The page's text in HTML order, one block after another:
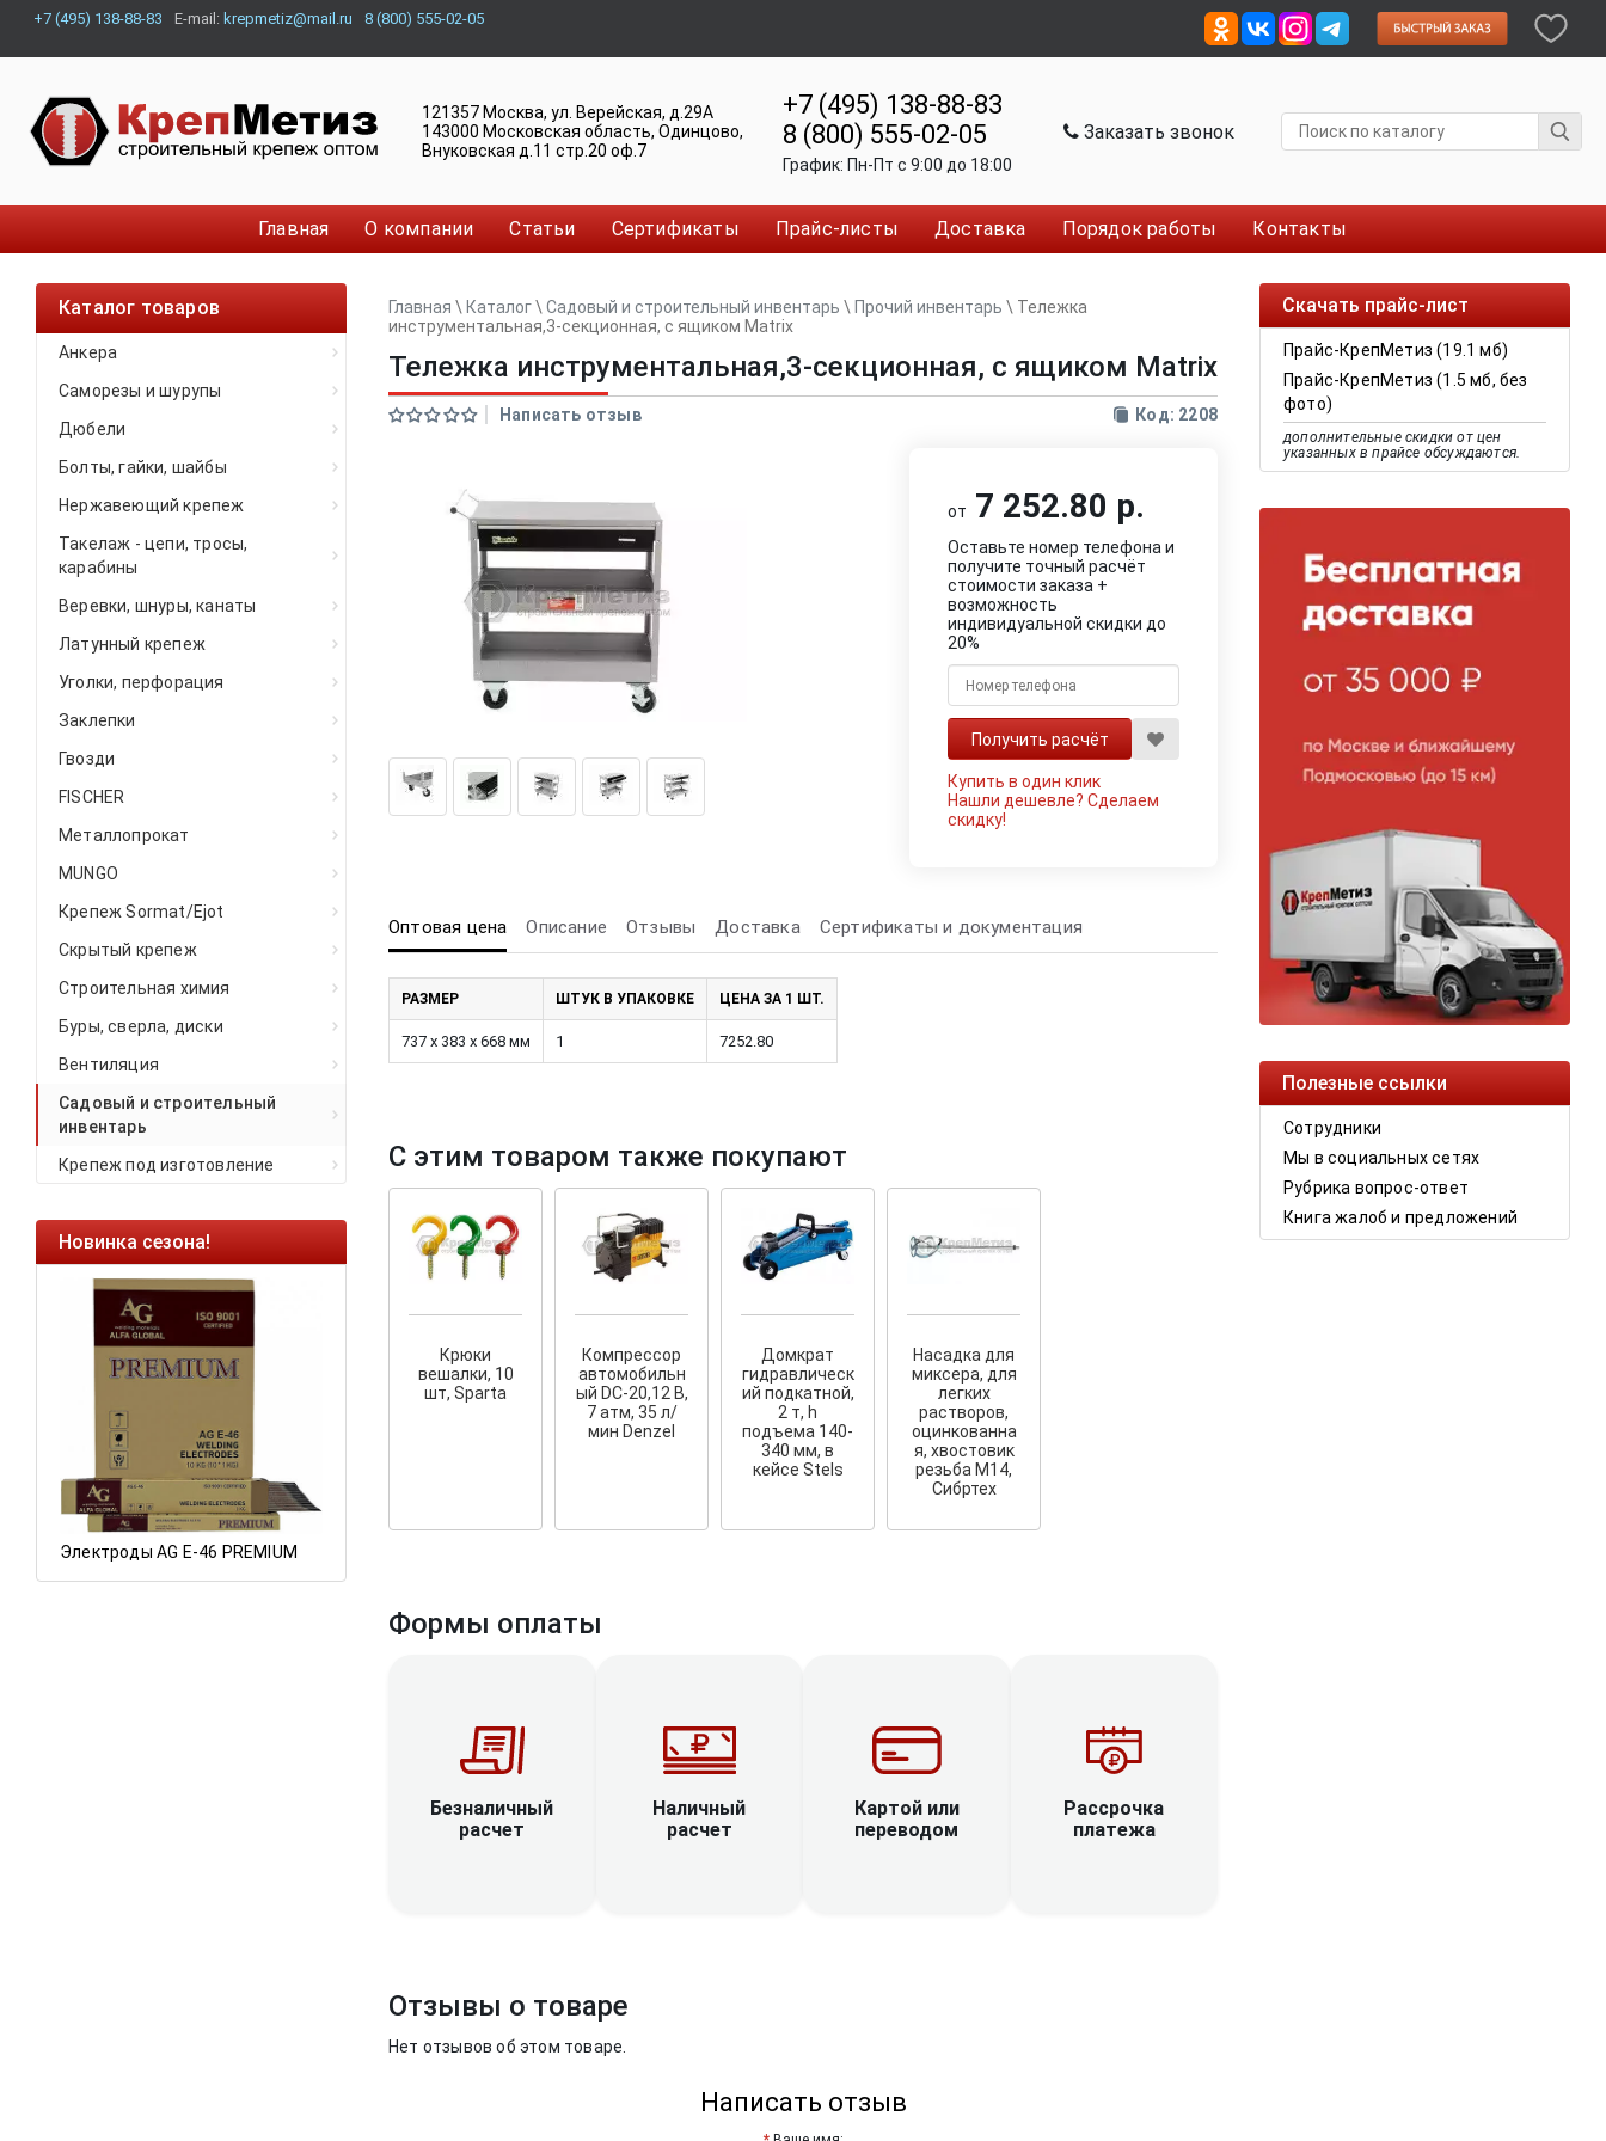
+7 (495) 138-88-83 E-mail: krepmetiz@mail.ru 8 (800) 555-02-05
121357 Москва, ул. Верейская, д.29А
143000 Московская область, Одинцово,
Внуковская д.11 стр.20 оф.7
+7 (495) 138-88-83
8 (800) 555-02-05
График: Пн-Пт c 9:00 до 18:00
Заказать звонок
Главная О компании Статьи Сертификаты Прайс-листы Доставка Порядок работы Контакты
Каталог товаров
Анкера
Саморезы и шурупы
Дюбели
Болты, гайки, шайбы
Нержавеющий крепеж
Такелаж - цепи, тросы,
карабины
Веревки, шнуры, канаты
Латунный крепеж
Уголки, перфорация
Заклепки
Гвозди
FISCHER
Металлопрокат
MUNGO
Крепеж Sormat/Ejot
Скрытый крепеж
Строительная химия
Буры, сверла, диски
Вентиляция
Садовый и строительный
инвентарь
Крепеж под изготовление
Новинка сезона!
Электроды AG E-46 PREMIUM
Ликвидация остатков!
Ликвидация складских
остатков по ценам 2020 года!
Cкрытый крепеж
Крепление террас и фасадов
крепеж для деревянных террас
и фасадов.
Скачать прайс-лист
Прайс-КрепМетиз (19.1 мб)
Прайс-КрепМетиз (1.5 мб, без
фото)
дополнительные скидки от цен
указанных в прайсе обсуждаются.
Полезные ссылки
Сотрудники
Мы в социальных сетях
Рубрика вопрос-ответ
Книга жалоб и предложений
Главная \ Каталог\ Садовый и строительный инвентарь \ Прочий инвентарь \ Тележка
инструментальная,3-секционная, с ящиком Matrix
Тележка инструментальная,3-секционная, с ящиком Matrix
Написать отзыв Код: 2208
от 7 252.80 р.
Оставьте номер телефона и
получите точный расчёт
стоимости заказа +
возможность
индивидуальной скидки до
20%
Купить в один клик
Нашли дешевле?Сделаем
скидку!
Оптовая цена Описание Отзывы Доставка Сертификаты и документация
РАЗМЕР ШТУК В УПАКОВКЕ ЦЕНА ЗА 1 ШТ.
737 х 383 х 668 мм 1 7252.80
С этим товаром также покупают
Крюки
вешалки, 10
шт, Sparta
Компрессор
автомобильн
ый DС-20,12 В,
7 атм, 35 л/
мин Denzel
Домкрат
гидравлическ
ий подкатной,
2 т, h
подъема 140-
340 мм, в
кейсе Stels
Насадка для
миксера, для
легких
растворов,
оцинкованна
я, хвостовик
резьба М14,
Сибртех
Формы оплаты
Безналичный
расчет
Наличный
расчет
Картой или
переводом
Рассрочка
платежа
Отзывы о товаре
Нет отзывов об этом товаре.
Написать отзыв